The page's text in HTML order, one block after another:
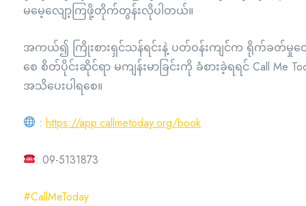
မမေ့လျော့ကြဖို့တိုက်တွန်းလိုပါတယ်။
အကယ်၍ ကြိုးစားရှင်သန်ရင်းနဲ့ ပတ်ဝန်းကျင်က ရိုက်ခတ်မှုတွေက
စေ စိတ်ပိုင်းဆိုင်ရာ မကျန်းမာခြင်းကို ခံစားခဲ့ရရင် Call Me
အသိပေးပါရစေ။
:https://app.callmetoday.org/book
: 09-5131873
#CallMeToday